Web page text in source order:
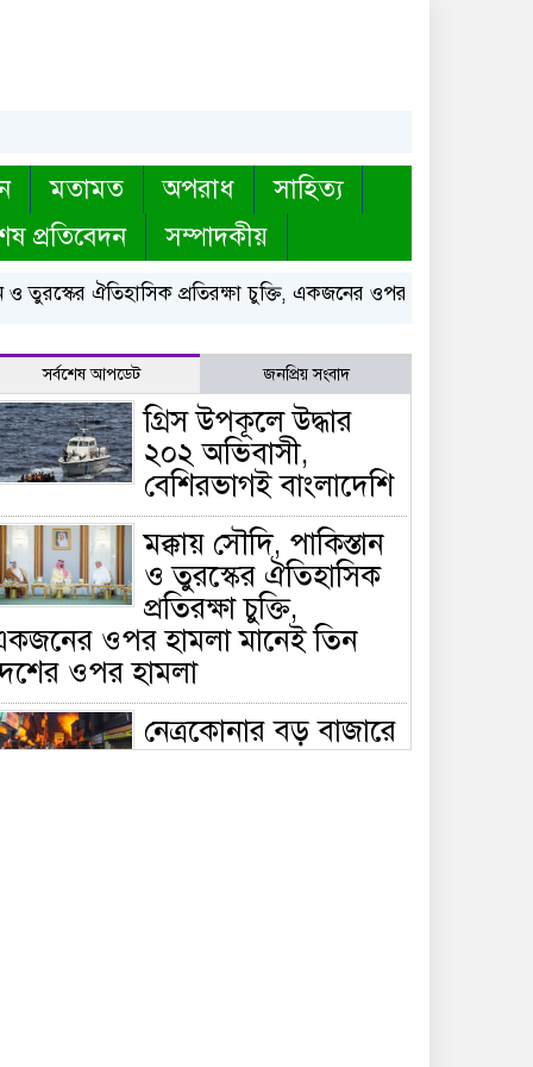
মতামত অপরাধ
সাহিত্য
প্রতিবেদন সম্পাদকীয়
ঐতিহাসিক প্রতিরক্ষা চুক্তি, একজনের ওপর হামলা মানেই তিন
সর্বশেষ আপডেট জনপ্রিয় সংবাদ
গ্রিস উপকূলে উদ্ধার
২০২ অভিবাসী,
বেশিরভাগই বাংলাদেশি
মক্কায় সৌদি, পাকিস্তান
ও তুরস্কের ঐতিহাসিক
প্রতিরক্ষা চুক্তি,
ওপর হামলা মানেই তিন
ওপর হামলা
নেত্রকোনার বড় বাজারে
ভয়াবহ আগুন, পুড়ছে ৫